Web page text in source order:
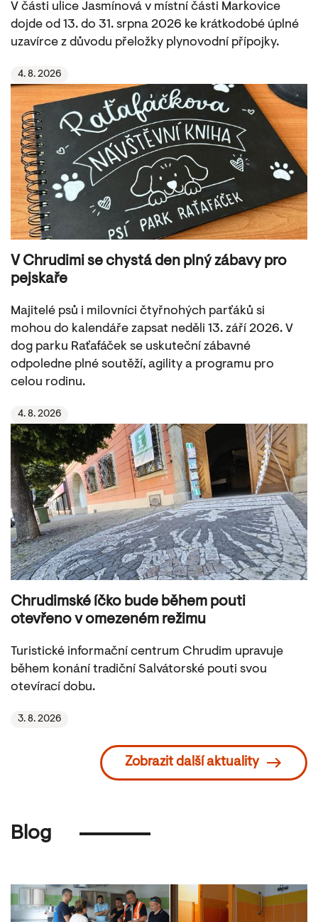
V části ulice Jasmínová v místní části Markovice
dojde od 13. do 31. srpna 2026 ke krátkodobé úplné
uzavírce z důvodu přeložky plynovodní přípojky.
4. 8. 2026
V Chrudimi se chystá den plný zábavy pro
pejskaře
Majitelé psů i milovníci čtyřnohých parťáků si
mohou do kalendáře zapsat neděli 13. září 2026. V
dog parku Raťafáček se uskuteční zábavné
odpoledne plné soutěží, agility a programu pro
celou rodinu.
4. 8. 2026
Chrudimské íčko bude během pouti
otevřeno v omezeném režimu
Turistické informační centrum Chrudim upravuje
během konání tradiční Salvátorské pouti svou
otevírací dobu.
3. 8. 2026
Zobrazit další aktuality
Blog